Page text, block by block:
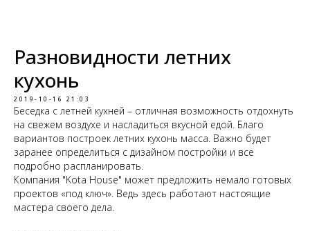
Разновидности летних
кухонь
2019-10-16 21:03
Беседка с летней кухней – отличная возможность отдохнуть
на свежем воздухе и насладиться вкусной едой. Благо
вариантов построек летних кухонь масса. Важно будет
заранее определиться с дизайном постройки и все
подробно распланировать.
Компания "Kota House" может предложить немало готовых
проектов «под ключ». Ведь здесь работают настоящие
мастера своего дела.